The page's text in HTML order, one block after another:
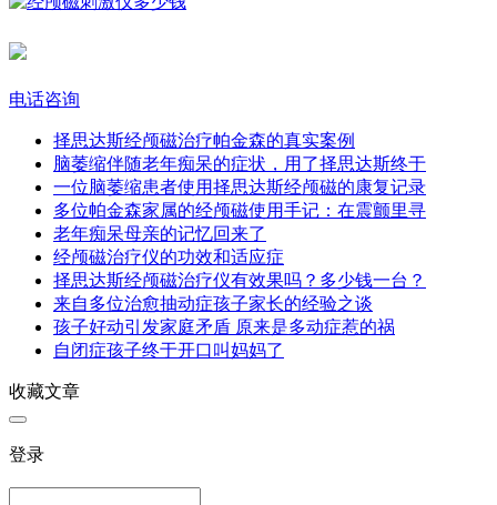
电话咨询
择思达斯经颅磁治疗帕金森的真实案例​
脑萎缩伴随老年痴呆的症状，用了择思达斯终于
一位脑萎缩患者使用择思达斯经颅磁的康复记录
多位帕金森家属的经颅磁使用手记：在震颤里寻
老年痴呆母亲的记忆回来了​
经颅磁治疗仪的功效和适应症
择思达斯经颅磁治疗仪有效果吗？多少钱一台？
来自多位治愈抽动症孩子家长的经验之谈
孩子好动引发家庭矛盾 原来是多动症惹的祸
自闭症孩子终于开口叫妈妈了
收藏文章
登录